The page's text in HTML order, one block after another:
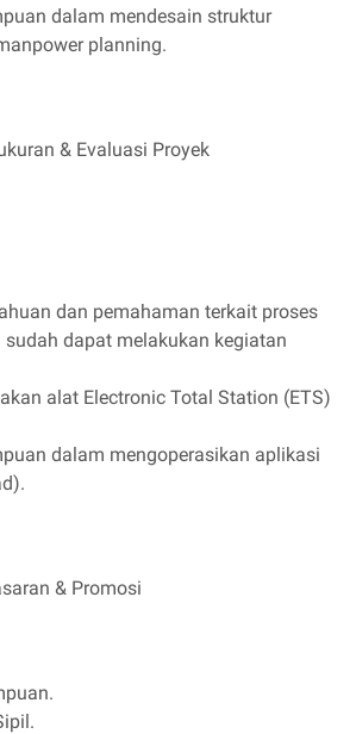
dalam mendesain struktur
planning.
& Evaluasi Proyek
dan pemahaman terkait proses
sudah dapat melakukan kegiatan
alat Electronic Total Station (ETS)
dalam mengoperasikan aplikasi
& Promosi